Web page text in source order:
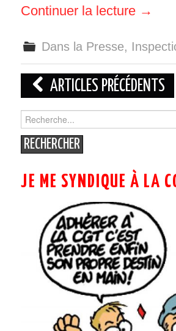
Continuer la lecture →
Dans la Presse,
Navigation
des
articles
ARTICLES PRÉCÉDENTS
Search
for:
JE ME SYNDIQUE À LA